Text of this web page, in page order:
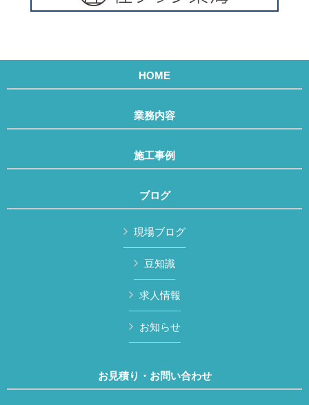
HOME
業務内容
施工事例
ブログ
現場ブログ
豆知識
求人情報
お知らせ
お見積り・お問い合わせ